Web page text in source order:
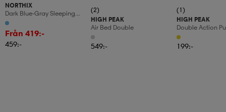
NORTHIX
Dark Blue-Gray Sleeping
Bag, Size M
Från 419:-
459:-
(2)
HIGH PEAK
Air Bed Double
549:-
(1)
HIGH PEAK
Double Action
199:-